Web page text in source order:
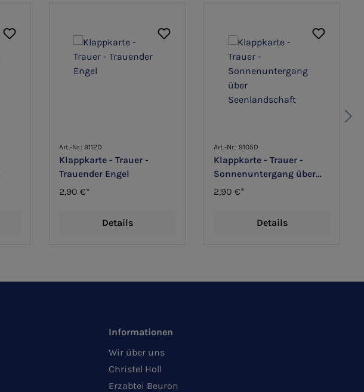
Art.-Nr.: 9112D
Klappkarte - Trauer -
Trauender Engel
2,90 €*
Details
Art.-Nr.: 9105D
Klappkarte - Trauer -
Sonnenuntergang über
Seenlandschaft
2,90 €*
Details
Informationen
Wir über uns
Christel Holl
Erzabtei Beuron